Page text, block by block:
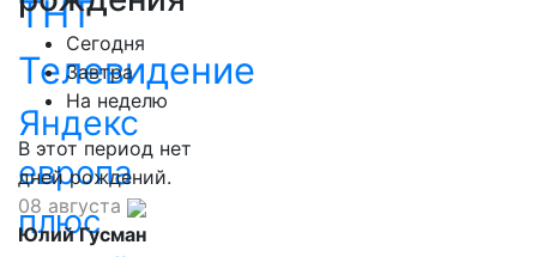
ТНТ
Телевидение
Яндекс
европа
плюс
Сегодня
Завтра
На неделю
В этот период нет
дней рождений.
08 августа
Юлий Гусман